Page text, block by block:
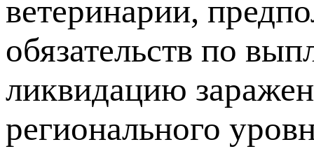
ветеринарии,
обязательств по
ликвидацию
регионального